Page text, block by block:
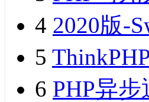
4 2020版-
5
6 PHP异